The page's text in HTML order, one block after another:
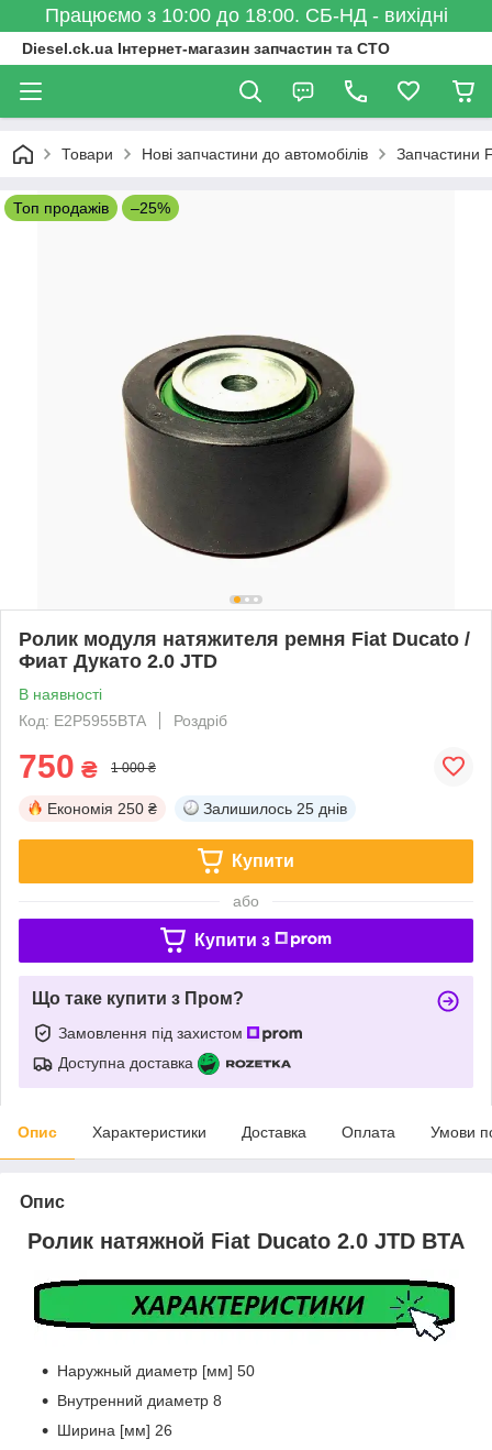
Працюємо з 10:00 до 18:00. СБ-НД - вихідні
Diesel.ck.ua Інтернет-магазин запчастин та СТО
Товари Нові запчастини до автомобілів Запчастини
Топ продажів –25%
Ролик модуля натяжителя ремня Fiat Ducato /
Фиат Дукато 2.0 JTD
В наявності
Код: E2P5955BTA
Роздріб
750 ₴ 1 000 ₴
Економія 250 ₴ Залишилось 25 днів
Купити
або
Купити з
Що таке купити з Пром?
Замовлення під захистом
Доступна доставка
Опис Характеристики Доставка Оплата Умови
Опис
Ролик натяжной Fiat Ducato 2.0 JTD BTA
Наружный диаметр [мм] 50
Внутренний диаметр 8
Ширина [мм] 26